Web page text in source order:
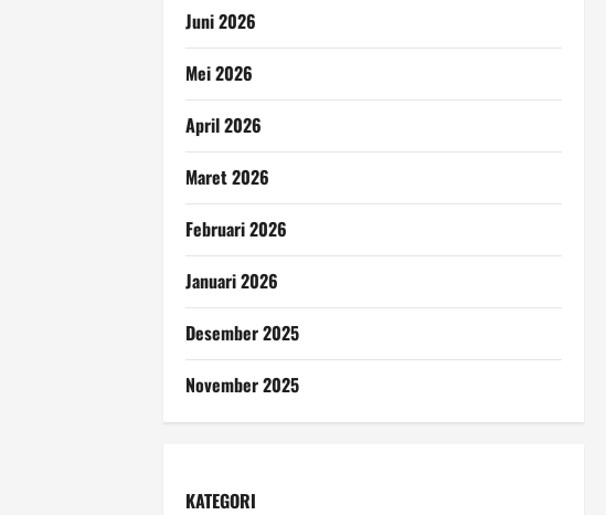
Juni 2026
Mei 2026
April 2026
Maret 2026
Februari 2026
Januari 2026
Desember 2025
November 2025
KATEGORI